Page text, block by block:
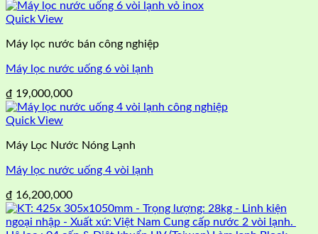
Quick View
Máy lọc nước bán công nghiệp
Máy lọc nước uống 6 vòi lạnh
₫ 19,000,000
Quick View
Máy Lọc Nước Nóng Lạnh
Máy lọc nước uống 4 vòi lạnh
₫ 16,200,000